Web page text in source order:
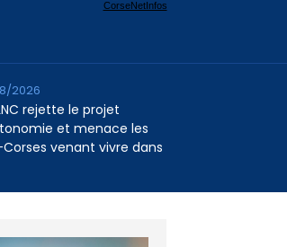
rejette le projet
et menace les
venant vivre dans
2026